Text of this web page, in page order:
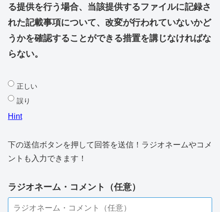
る提供を行う場合、当該提供するファイルに記録さ
れた記載事項について、改変が行われていないかど
うかを確認することができる措置を講じなければな
らない。
正しい
誤り
Hint
下の送信ボタンを押して回答を送信！ラジオネームやコメ
ントも入力できます！
ラジオネーム・コメント（任意）